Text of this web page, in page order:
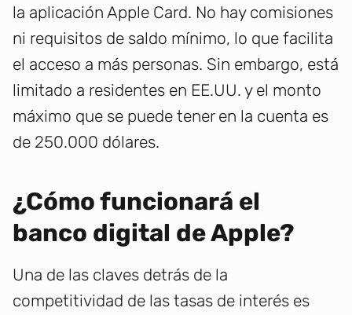
la aplicación Apple Card. No hay comisiones
ni requisitos de saldo mínimo, lo que facilita
el acceso a más personas. Sin embargo, está
limitado a residentes en EE.UU. y el monto
máximo que se puede tener en la cuenta es
de 250.000 dólares.
¿Cómo funcionará el
banco digital de Apple?
Una de las claves detrás de la
competitividad de las tasas de interés es